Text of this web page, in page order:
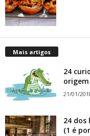
Mais artigos
24
21/01/
24 dos
(1 é